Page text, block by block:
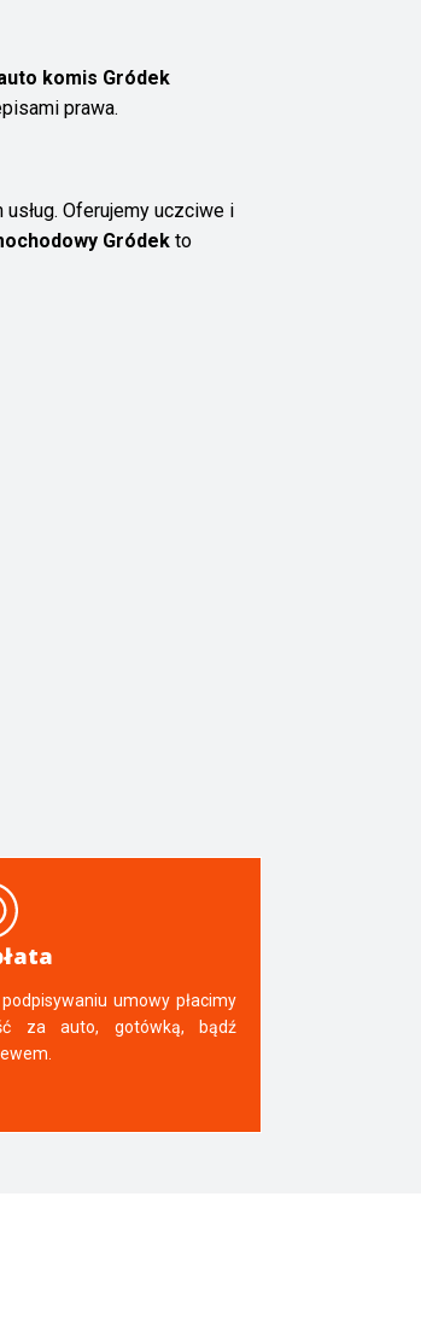
komis Gródek
prawa.
Oferujemy uczciwe i
Gródek to
umowy płacimy
za auto, gotówką, bądź